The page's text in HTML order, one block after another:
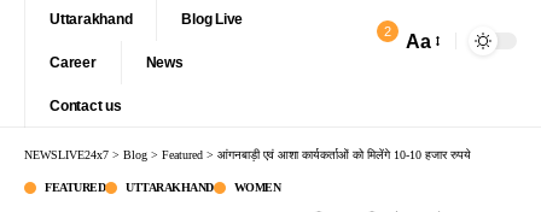
Uttarakhand Blog Live
Career News
Contact us
2 Aa
NEWSLIVE24x7 > Blog > Featured > आंगनबाड़ी एवं आशा कार्यकर्ताओं को मिलेंगे 10-10 हजार रुपये
FEATURED UTTARAKHAND WOMEN